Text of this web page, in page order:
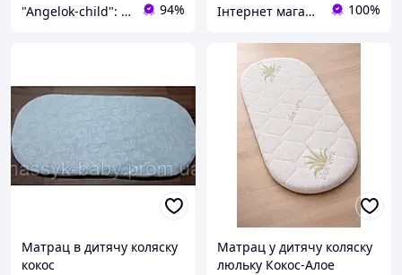
"Angelok-child": Інтернет-магазин дитячих товарів. Зимові комбінезони. Зимові конверти в коляску 94% Інтернет магазин "Matrolinen" 100%
Матрац в дитячу коляску
кокос
Матрац у дитячу коляску
люльку Кокос-Алое